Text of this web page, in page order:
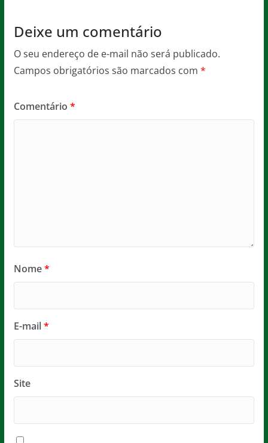
Deixe um comentário
O seu endereço de e-mail não será publicado.
Campos obrigatórios são marcados com *
Comentário *
Nome*
E-mail*
Site